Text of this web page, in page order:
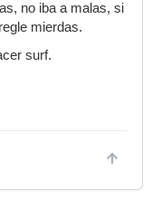
no iba a malas, si
mierdas.
surf.